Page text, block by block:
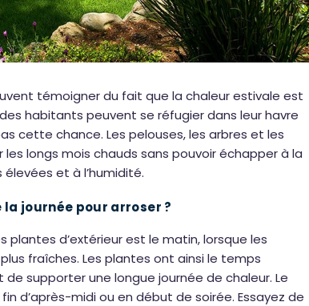
témoigner du fait que la chaleur estivale est
habitants peuvent se réfugier dans leur havre
cette chance. Les pelouses, les arbres et les
longs mois chauds sans pouvoir échapper à la
et à l’humidité.
journée pour arroser ?
plantes d’extérieur est le matin, lorsque les
fraîches. Les plantes ont ainsi le temps
de supporter une longue journée de chaleur. Le
d’après-midi ou en début de soirée. Essayez de